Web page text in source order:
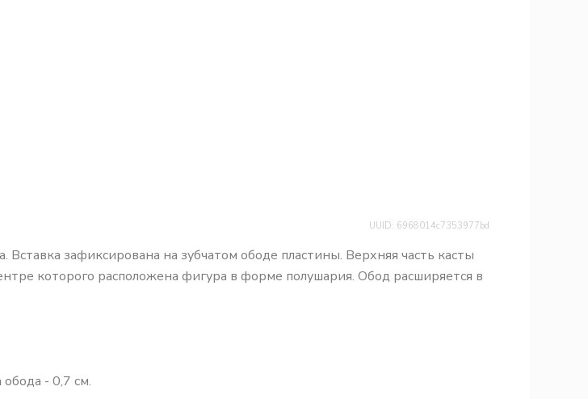
UUID: 6968014c7353977bd
зафиксирована на зубчатом ободе пластины. Верхняя часть касты
которого расположена фигура в форме полушария. Обод расширяется в
- 0,7 см.